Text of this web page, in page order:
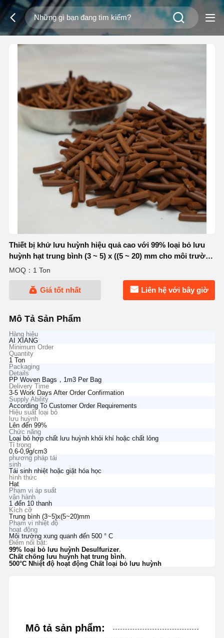
Thiết bị khử lưu huỳnh hiệu quả cao với 99% loại bỏ lưu
huỳnh hạt trung bình (3 ~ 5) x ((5 ~ 20) mm cho môi trường
xung quanh đến 500 °C ứng dụng
MOQ：1 Ton
Giá tốt nhất Liên hệ với bây giờ
Mô Tả Sản Phẩm
Hàng hiệu
AI XIANG
Minimum Order
Quantity
1 Ton
Packaging
Details
PP Woven Bags，1m3 Per Bag
Delivery Time
3-5 Work Days After Order Confirmation
Supply Ability
According To Customer Order Requirements
Hiệu suất loại bỏ
lưu huỳnh
Lên đến 99%
Chức năng
Loại bỏ hợp chất lưu huỳnh khỏi khí hoặc chất lỏng
Tỉ trọng
0,6-0,9g/cm3
phương pháp tái
sinh
Tái sinh nhiệt hoặc giặt hóa học
hình thức
Hạt
Phạm vi áp suất
vận hành
1 đến 10 thanh
Kích cỡ
Trung bình (3~5)x(5~20)mm
Phạm vi nhiệt độ
hoạt động
Môi trường xung quanh đến 500 ° C
Điểm nổi bật:
99% loại bỏ lưu huỳnh Desulfurizer,
Chất chống lưu huỳnh hạt trung bình,
500°C Nhiệt độ hoạt động Chất loại bỏ lưu huỳnh
Mô tả sản phẩm: